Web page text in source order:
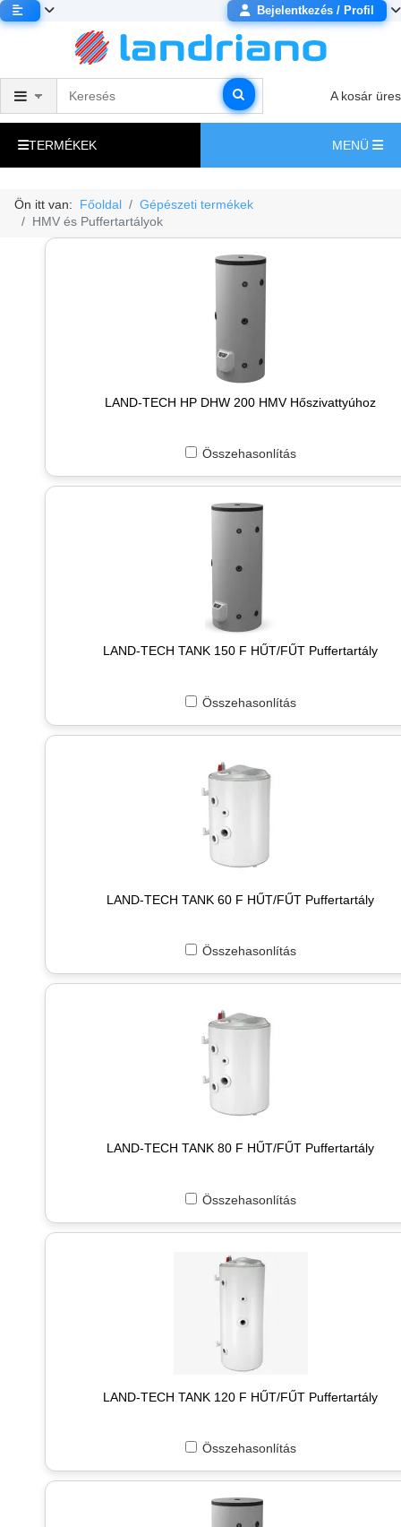
Bejelentkezés / Profil
A kosár üres
TERMÉKEK MENÜ
Ön itt van: Főoldal
Gépészeti termékek
HMV és Puffertartályok
LAND-TECH HP DHW 200 HMV Hőszivattyúhoz
Összehasonlítás
LAND-TECH TANK 150 F HŰT/FŰT Puffertartály
Összehasonlítás
LAND-TECH TANK 60 F HŰT/FŰT Puffertartály
Összehasonlítás
LAND-TECH TANK 80 F HŰT/FŰT Puffertartály
Összehasonlítás
LAND-TECH TANK 120 F HŰT/FŰT Puffertartály
Összehasonlítás